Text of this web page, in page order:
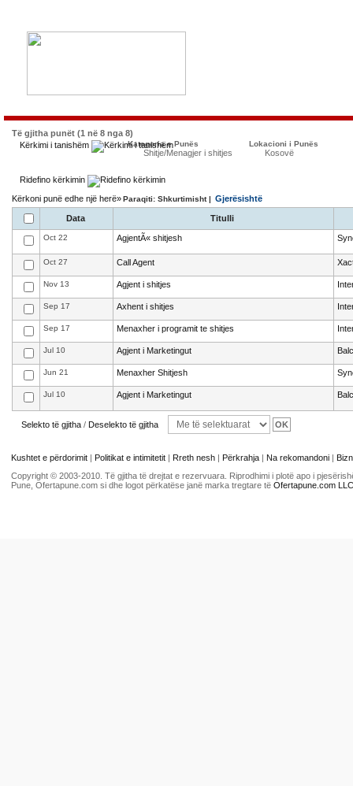
Të gjitha punët (1 në 8 nga 8)
Kërkimi i tanishëm
Kategoria e Punës
Shitje/Menagjer i shitjes
Lokacioni i Punës
Kosovë
Ridefino kërkimin
Kërkoni punë edhe një herë»Paraqiti: Shkurtimisht | Gjerësishtë
Data Titulli
Oct 22 AgjentÃ« shitjesh
Oct 27 Call Agent
Nov 13 Agjent i shitjes
Sep 17 Axhent i shitjes
Sep 17 Menaxher i programit te shitjes
Jul 10 Agjent i Marketingut
Jun 21 Menaxher Shitjesh
Jul 10 Agjent i Marketingut
Selekto të gjitha / Deselekto të gjitha
Kushtet e përdorimit | Politikat e intimitetit | Rreth nesh | Përkrahja | Na rekomandoni |
Copyright © 2003-2010. Të gjitha të drejtat e rezervuara. Riprodhimi i plotë apo i
Pune, Ofertapune.com si dhe logot përkatëse janë marka tregtare të Ofertapune.com LLC